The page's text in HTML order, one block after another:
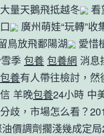
量天鵝飛抵越冬
看
廣州萌娃“玩轉”收
鳥放飛鄱陽湖
愛惜
季 包養 包養網 消息
包養有人帶往檢討，然
羊晚包養24小時 中
歧，市場怎么看？
價調劑擱淺幾成定